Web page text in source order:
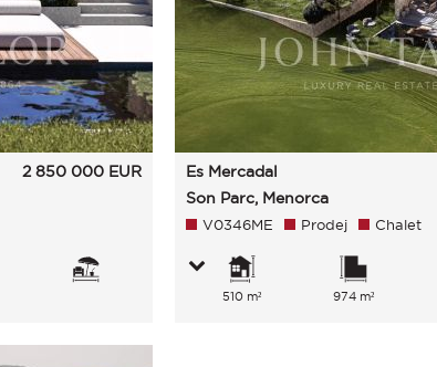
2 850 000 EUR
Es Mercadal
Son Parc, Menorca
V0346ME Prodej Chalet
510 m² 974 m²